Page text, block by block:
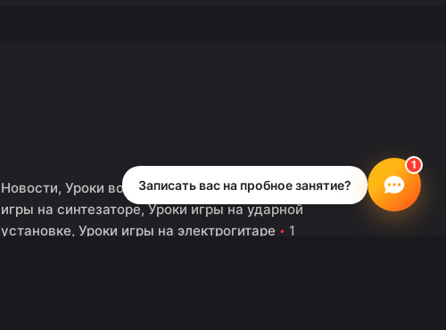
Новости Уроки вокала Уроки гитары Уроки
игры на синтезаторе Уроки игры на ударной
установке Уроки игры на электрогитаре
1
Записать вас на пробное занятие?